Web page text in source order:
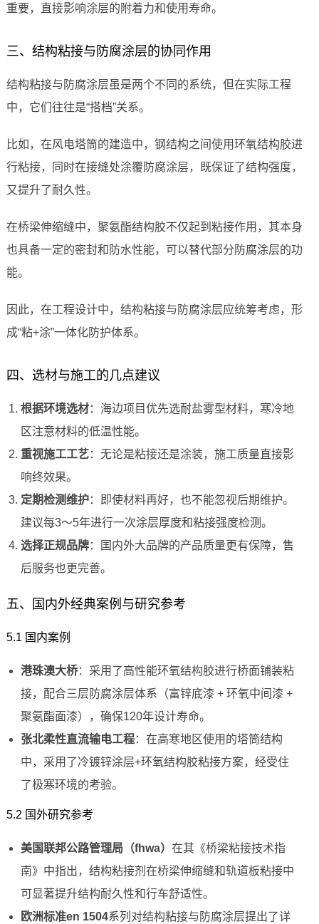
重要，直接影响涂层的附着力和使用寿命。
三、结构粘接与防腐涂层的协同作用
结构粘接与防腐涂层虽是两个不同的系统，但在实际工程
中，它们往往是“搭档”关系。
比如，在风电塔筒的建造中，钢结构之间使用环氧结构胶进
行粘接，同时在接缝处涂覆防腐涂层，既保证了结构强度，
又提升了耐久性。
在桥梁伸缩缝中，聚氨酯结构胶不仅起到粘接作用，其本身
也具备一定的密封和防水性能，可以替代部分防腐涂层的功
能。
因此，在工程设计中，结构粘接与防腐涂层应统筹考虑，形
成“粘+涂”一体化防护体系。
四、选材与施工的几点建议
根据环境选材：海边项目优先选耐盐雾型材料，寒冷地
区注意材料的低温性能。
重视施工工艺：无论是粘接还是涂装，施工质量直接影
响终效果。
定期检测维护：即使材料再好，也不能忽视后期维护。
建议每3～5年进行一次涂层厚度和粘接强度检测。
选择正规品牌：国内外大品牌的产品质量更有保障，售
后服务也更完善。
五、国内外经典案例与研究参考
5.1 国内案例
港珠澳大桥：采用了高性能环氧结构胶进行桥面铺装粘
接，配合三层防腐涂层体系（富锌底漆 + 环氧中间漆 +
聚氨酯面漆），确保120年设计寿命。
张北柔性直流输电工程：在高寒地区使用的塔筒结构
中，采用了冷镀锌涂层+环氧结构胶粘接方案，经受住
了极寒环境的考验。
5.2 国外研究参考
美国联邦公路管理局（fhwa） 在其《桥梁粘接技术指
南》中指出，结构粘接剂在桥梁伸缩缝和轨道板粘接中
可显著提升结构耐久性和行车舒适性。
欧洲标准en 1504系列对结构粘接与防腐涂层提出了详